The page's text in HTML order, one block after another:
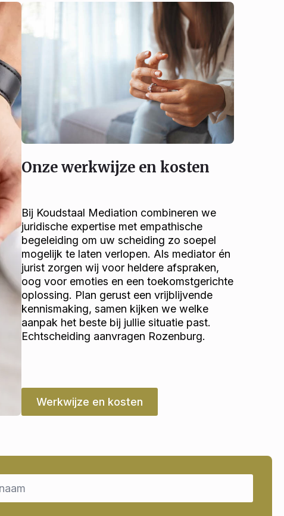
Onze werkwijze en kosten
Bij Koudstaal Mediation combineren we
juridische expertise met empathische
begeleiding om uw scheiding zo soepel
mogelijk te laten verlopen. Als mediator én
jurist zorgen wij voor heldere afspraken,
oog voor emoties en een toekomstgerichte
oplossing. Plan gerust een vrijblijvende
kennismaking, samen kijken we welke
aanpak het beste bij jullie situatie past.
Echtscheiding aanvragen Rozenburg.
Werkwijze en kosten